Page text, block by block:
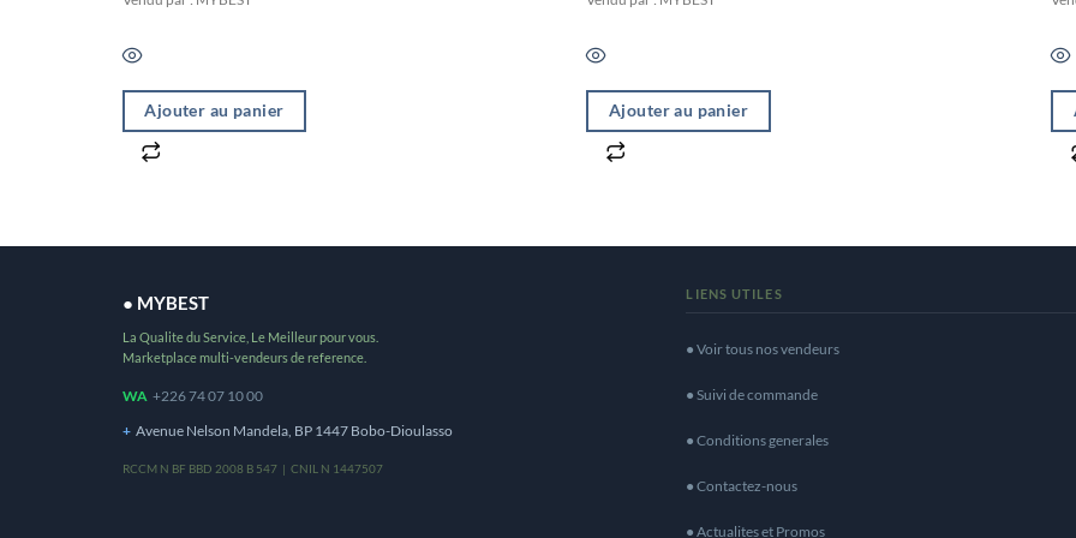
Ajouter au panier Ajouter au panier
● MYBEST
La Qualite du Service, Le Meilleur pour vous.
Marketplace multi-vendeurs de reference.
WA +226 74 07 10 00
+ Avenue Nelson Mandela, BP 1447 Bobo-Dioulasso
RCCM N BF BBD 2008 B 547 | CNIL N 1447507
LIENS UTILES
● Voir tous nos vendeurs
● Suivi de commande
● Conditions generales
● Contactez-nous
● Actualites et Promos